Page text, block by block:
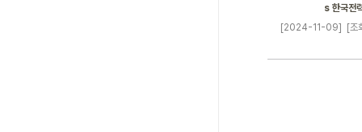
s 한국전
[2024-11-09]
[조